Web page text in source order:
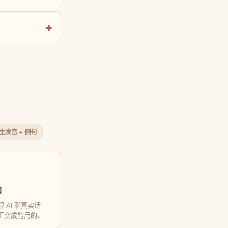
发音 + 例句
AI 聊真实话
成能用的。